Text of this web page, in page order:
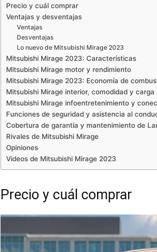
Precio y cuál comprar
Ventajas y desventajas
Ventajas
Desventajas
Lo nuevo de Mitsubishi Mirage 2023
Mitsubishi Mirage 2023: Características
Mitsubishi Mirage motor y rendimiento
Mitsubishi Mirage 2023: Economía de
Mitsubishi Mirage interior, comodidad y carga
Mitsubishi Mirage infoentretenimiento y
Funciones de seguridad y asistencia al
Cobertura de garantía y mantenimiento de
Rivales de Mitsubishi Mirage
Opiniones
Videos de Mitsubishi Mirage 2023
Precio y cuál comprar